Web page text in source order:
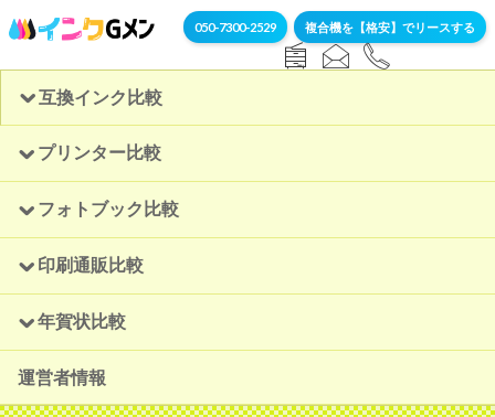
050-7300-2529 複合機を【格安】でリースする
互換インク比較
プリンター比較
フォトブック比較
印刷通販比較
年賀状比較
運営者情報